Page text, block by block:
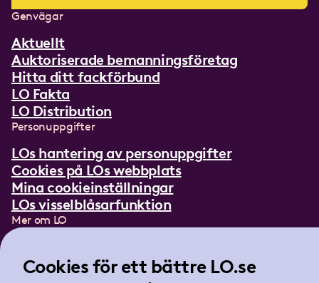
Genvägar
Aktuellt
Auktoriserade bemanningsföretag
Hitta ditt fackförbund
LO Fakta
LO Distribution
Personuppgifter
LOs hantering av personuppgifter
Cookies på LOs webbplats
Mina cookieinställningar
LOs visselblåsarfunktion
Mer om LO
Lättläst om LO
Cookies för ett bättre LO.se